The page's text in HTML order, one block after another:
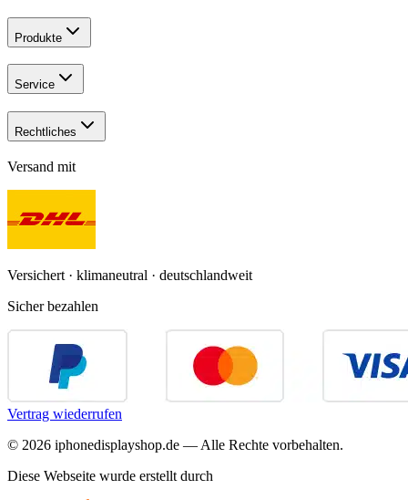
Produkte
Service
Rechtliches
Versand mit
Versichert · klimaneutral · deutschlandweit
Sicher bezahlen
Vertrag wiederrufen
© 2026 iphonedisplayshop.de — Alle Rechte vorbehalten.
Diese Webseite wurde erstellt durch